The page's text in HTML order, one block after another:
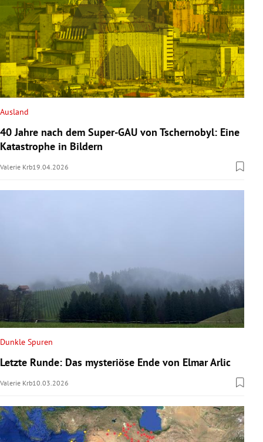
Ausland
40 Jahre nach dem Super-GAU von Tschernobyl: Eine
Katastrophe in Bildern
Valerie Krb19.04.2026
Dunkle Spuren
Letzte Runde: Das mysteriöse Ende von Elmar Arlic
Valerie Krb10.03.2026